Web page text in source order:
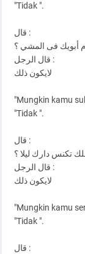
"Tidak ".
ﻗﺎﻝ :
ﺃﺑﻮﻳﻚ ﻓﻰ ﺍﻟﻤﺸﻲ ؟
ﻗﺎﻝ ﺍﻟﺮﺟﻞ :
ﻻﻳﻜﻮﻥ ﺫﻟﻚ
"Mungkin kamu
"Tidak ".
ﻗﺎﻝ :
ﺗﻜﻨﺲ ﺩﺍﺭﻙ ﻟﻴﻼ ؟
ﻗﺎﻝ ﺍﻟﺮﺟﻞ :
ﻻﻳﻜﻮﻥ ﺫﻟﻚ
"Mungkin kamu
"Tidak ".
ﻗﺎﻝ :